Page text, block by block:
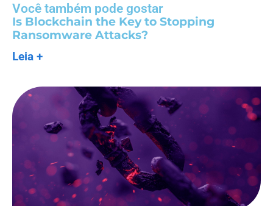
Você também pode gostar
Is Blockchain the Key to Stopping
Ransomware Attacks?
Leia +